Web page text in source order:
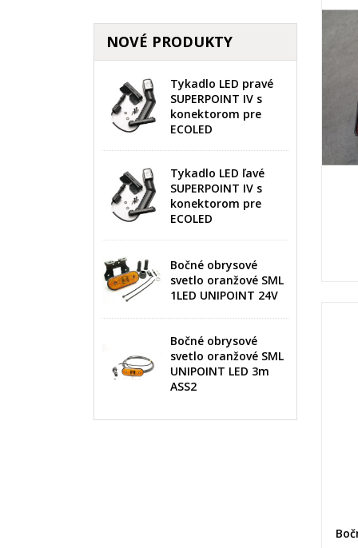
NOVÉ PRODUKTY
Tykadlo LED pravé
SUPERPOINT IV s
konektorom pre
ECOLED
Tykadlo LED ľavé
SUPERPOINT IV s
konektorom pre
ECOLED
Bočné obrysové
svetlo oranžové SML
1LED UNIPOINT 24V
Bočné obrysové
svetlo oranžové SML
UNIPOINT LED 3m
ASS2